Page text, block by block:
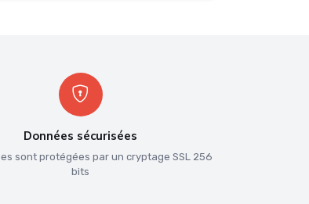
Données sécurisées
sont protégées par un cryptage SSL 256
bits